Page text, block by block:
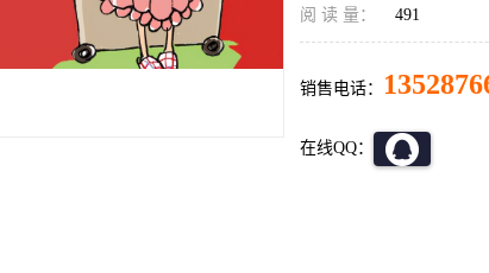
阅 读 量： 491
销售电话：
在线QQ：